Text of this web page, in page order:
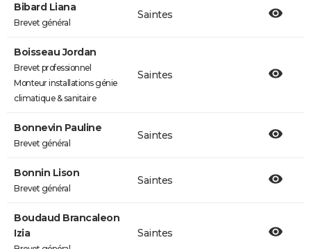
Bibard Liana
Brevet général
Saintes
Boisseau Jordan
Brevet professionnel
Monteur installations génie
climatique & sanitaire
Saintes
Bonnevin Pauline
Brevet général
Saintes
Bonnin Lison
Brevet général
Saintes
Boudaud Brancaleon
Izia
Saintes